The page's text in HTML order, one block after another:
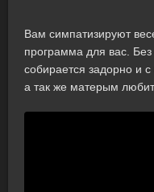
Вам симпатизируют
программа для вас. Без
собирается задорно и
а так же матерым